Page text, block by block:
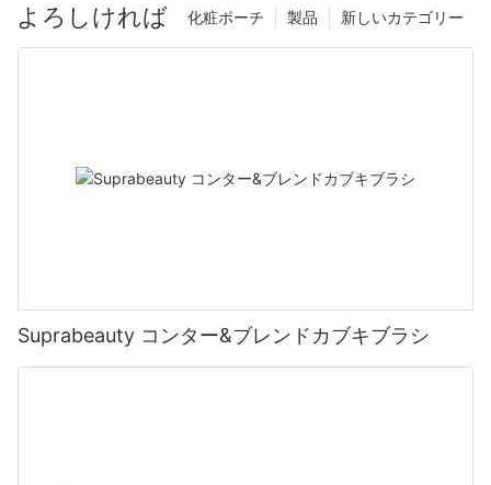
よろしければ 新しいカテゴリー
製品
化粧ポーチ
Suprabeauty コンター&ブレンドカブキブラシ